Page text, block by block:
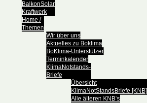
BalkonSolar
Kraftwerk
Home /
Themen
Wir über uns
Aktuelles zu Boklima
BoKlima-Unterstützer
Terminkalender
KlimaNotstands-
Briefe
Übersicht
KlimaNotStandsBriefe [KNB]
Alle älteren KNB’s